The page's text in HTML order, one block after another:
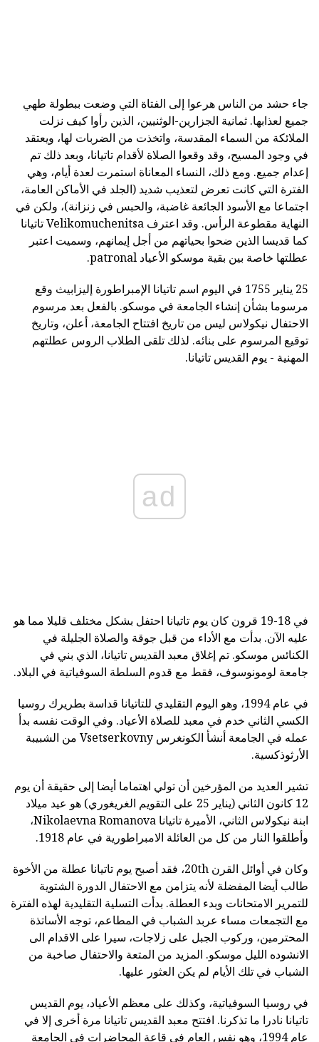
جاء حشد من الناس هرعوا إلى الفتاة التي وضعت ببطولة طهي
جميع لعذابها. ثمانية الجزارين-الوثنيين، الذين رأوا كيف نزلت
الملائكة من السماء المقدسة، واتخذت من الضربات لها، ويعتقد
في وجود المسيح، وقد وقعوا الصلاة لأقدام تاتيانا، وبعد ذلك تم
إعدام جميع. ومع ذلك، النساء المعاناة استمرت لعدة أيام، وهي
الفترة التي كانت تعرض لتعذيب شديد (الجلد في الأماكن العامة،
اجتماعا مع الأسود الجائعة غاضبة، والحبس في زنزانة)، ولكن في
النهاية مقطوعة الرأس. وقد اعترف Velikomuchenitsa تاتيانا
كما قديسا الذين ضحوا بحياتهم من أجل إيمانهم، وسميت اعتبر
عطلتها خاصة بين بقية موسكو الأعياد patronal.
25 يناير 1755 في اليوم اسم تاتيانا الإمبراطورة إليزابيث وقع
مرسوما بشأن إنشاء الجامعة في موسكو. بالفعل بعد مرسوم
الاحتفال نيكولاس ليس من تاريخ افتتاح الجامعة، أعلن، وتاريخ
توقيع المرسوم على بنائه. لذلك تلقى الطلاب الروس عطلتهم
المهنية - يوم القديس تاتيانا.
ad
في 18-19 قرون كان يوم تاتيانا احتفل بشكل مختلف قليلا مما هو
عليه الآن. بدأت مع الأداء من قبل جوقة والصلاة الجليلة في
الكنائس موسكو. تم إغلاق معبد القديس تاتيانا، الذي بني في
جامعة لومونوسوف، فقط مع قدوم السلطة السوفياتية في البلاد.
في عام 1994، وهو اليوم التقليدي للتاتيانا قداسة بطريرك روسيا
الكسي الثاني خدم في معبد للصلاة الأعياد. وفي الوقت نفسه بدأ
عمله في الجامعة أنشأ الكونغرس Vsetserkovny من الشبيبة
الأرثوذكسية.
تشير العديد من المؤرخين أن تولي اهتماما أيضا إلى حقيقة أن يوم
12 كانون الثاني (يناير 25 على التقويم الغريغوري) هو عيد ميلاد
ابنة نيكولاس الثاني، الأميرة تاتيانا Nikolaevna Romanova،
وأطلقوا النار من كل من العائلة الامبراطورية في عام 1918.
وكان في أوائل القرن 20th، فقد أصبح يوم تاتيانا عطلة من الأخوة
طالب أيضا المفضلة لأنه يتزامن مع الاحتفال الدورة الشتوية
للتمرير الامتحانات وبدء العطلة. بدأت التسلية التقليدية لهذه الفترة
مع التجمعات مساء عربد الشباب في المطاعم، توجه الأساتذة
المحترمين، وركوب الجبل على زلاجات، سيرا على الاقدام الى
الانشوده الليل موسكو. المزيد من المتعة والاحتفال صاخبة من
الشباب في تلك الأيام لم يكن العثور عليها.
في روسيا السوفياتية، وكذلك على معظم الأعياد، يوم القديس
تاتيانا نادرا ما تذكرنا. افتتح معبد القديس تاتيانا مرة أخرى إلا في
عام 1994، وهو نفس العام في قاعة المحاضرات في الجامعة